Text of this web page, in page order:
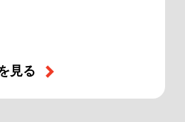
見る